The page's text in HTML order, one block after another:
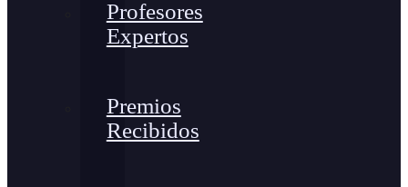
Profesores
Expertos
Premios
Recibidos